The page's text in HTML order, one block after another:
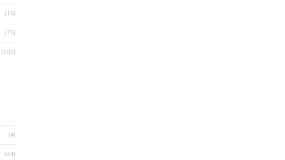
(19)
(78)
(109)
(4)
(44)